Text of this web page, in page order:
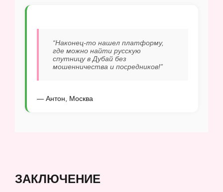
“Наконец-то нашел платформу,
где можно найти русскую
спутницу в Дубай без
мошенничества и посредников!”
— Антон, Москва
ЗАКЛЮЧЕНИЕ